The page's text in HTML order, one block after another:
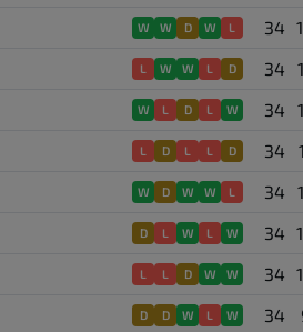
W W D W L 34
L W W L D 34
W L D L W 34
L D L L D 34
W D W W L 34
D L W L W 34
L L D W W 34
D D W L W 34